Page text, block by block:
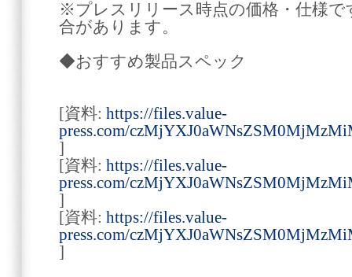
※プレスリリース時点の価格・仕様で
合があります。
◆おすすめ製品スペック
[資料: https://files.value-
press.com/
]
[資料: https://files.value-
press.com/
]
[資料: https://files.value-
press.com/
]